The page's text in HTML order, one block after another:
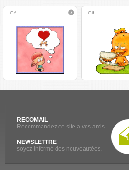
Gif Gif
RECOMAIL
Recommandez ce site a vos amis.
NEWSLETTRE
soyez informé des nouveautées.